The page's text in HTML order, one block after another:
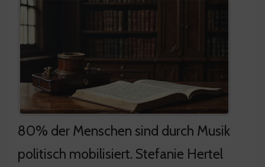
80% der Menschen sind durch Musik
politisch mobilisiert. Stefanie Hertel